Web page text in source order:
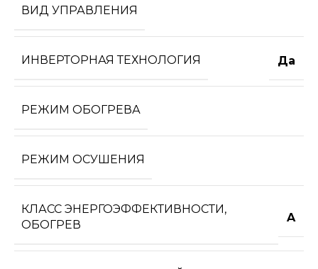
ВИД УПРАВЛЕНИЯ
ИНВЕРТОРНАЯ ТЕХНОЛОГИЯ Да
РЕЖИМ ОБОГРЕВА
РЕЖИМ ОСУШЕНИЯ
КЛАСС ЭНЕРГОЭФФЕКТИВНОСТИ,
ОБОГРЕВ
A